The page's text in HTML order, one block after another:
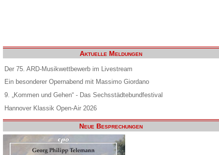
Aktuelle Meldungen
Der 75. ARD-Musikwettbewerb im Livestream
Ein besonderer Opernabend mit Massimo Giordano
9. „Kommen und Gehen“ - Das Sechsstädtebundfestival
Hannover Klassik Open-Air 2026
Neue Besprechungen